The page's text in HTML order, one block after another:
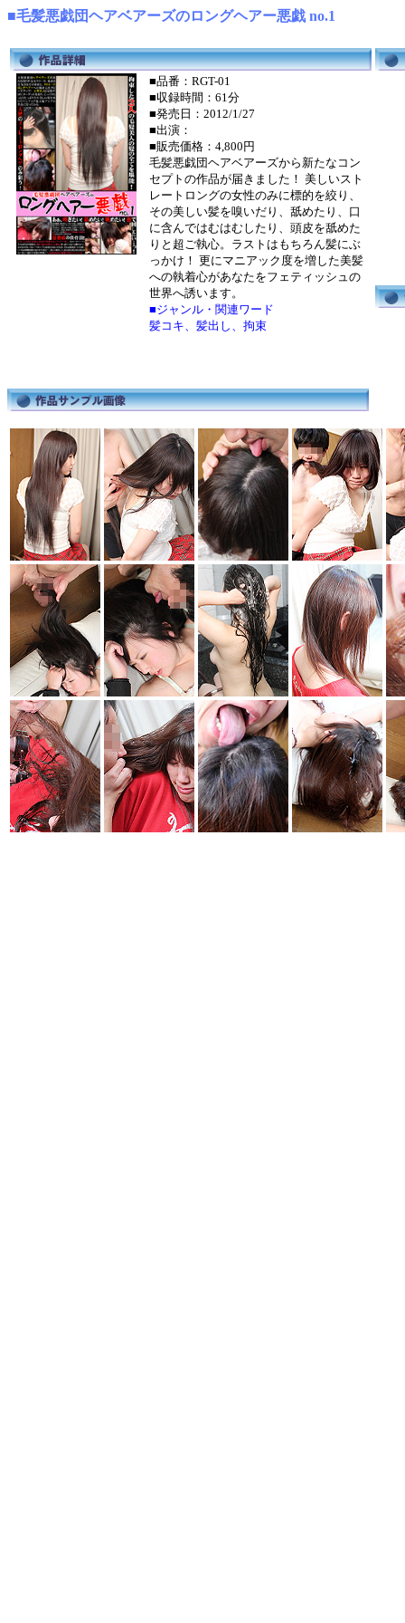
■毛髪悪戯団ヘアベアーズのロングヘアー悪戯 no.1
■品番：RGT-01
■収録時間：61分
■発売日：2012/1/27
■出演：
■販売価格：4,800円
毛髪悪戯団ヘアベアーズから新たなコン
セプトの作品が届きました！ 美しいスト
レートロングの女性のみに標的を絞り、
その美しい髪を嗅いだり、舐めたり、口
に含んではむはむしたり、頭皮を舐めた
りと超ご執心。ラストはもちろん髪にぶ
っかけ！ 更にマニアック度を増した美髪
への執着心があなたをフェティッシュの
世界へ誘います。
■ジャンル・関連ワード
髪コキ、髪出し、拘束